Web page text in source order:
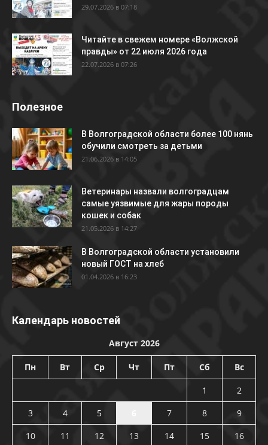
29.07.2026 в 07:18
Читайте в свежем номере «Волжской
правды» от 22 июля 2026 года
22.07.2026 в 07:26
Полезное
В Волгоградской области более 100 нянь
обучили смотреть за детьми
21.06.2026 в 14:05
Ветеринары назвали волгоградцам
самые уязвимые для жары породы
кошек и собак
21.05.2026 в 14:27
В Волгоградской области установили
новый ГОСТ на хлеб
01.04.2026 в 16:23
Календарь новостей
Август 2026
Пн Вт Ср Чт Пт Сб Вс
1
2
3
4 5 7 8
9
10
11 12 13 14 15
16